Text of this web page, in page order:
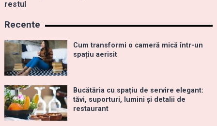
restul
Recente
Cum transformi o cameră mică într-un
spațiu aerisit
Bucătăria cu spațiu de servire elegant:
tăvi, suporturi, lumini și detalii de
restaurant